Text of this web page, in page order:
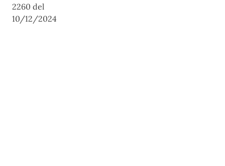
2260 del
10/12/2024